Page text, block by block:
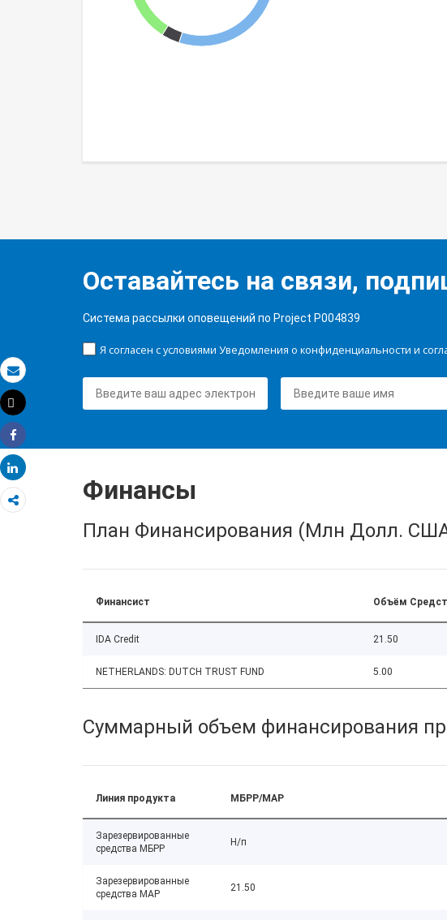
Электронная почта
Распечатать
Tweet
Share
Share
Оставайтесь на связи,
Система рассылки оповещений по Project P004839
Я согласен с условиями Уведомления о конфиденциальности и
Финансы
План Финансирования (Млн Долл.
Финансист Объём
IDA Credit 21.50
NETHERLANDS: DUTCH TRUST FUND 5.00
Суммарный объем финансирования
Линия продукта МБРР/МАР
Зарезервированные
средства МБРР
Н/п
Зарезервированные
средства МАР
21.50